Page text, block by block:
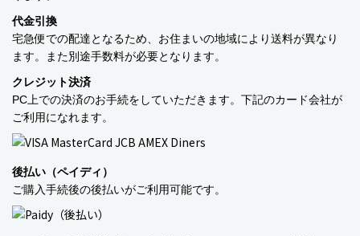
ペットフード・グッズ
季節商品
動物モチーフグッズ
日用品・雑貨
バッグ・カート
代金引換
宅急便での配達となるため、お住まいの地域により送料が異なり
ます。また別途手数料が必要となります。
クレジット決済
PC上での決済のお手続をしていただきます。下記のカード会社が
ご利用になれます。
後払い（ペイディ）
ご購入手続後の後払いがご利用可能です。